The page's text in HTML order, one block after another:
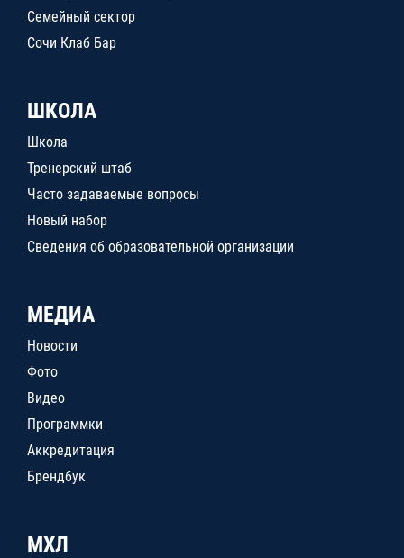
Семейный сектор
Сочи Клаб Бар
ШКОЛА
Школа
Тренерский штаб
Часто задаваемые вопросы
Новый набор
Сведения об образовательной организации
МЕДИА
Новости
Фото
Видео
Программки
Аккредитация
Брендбук
МХЛ